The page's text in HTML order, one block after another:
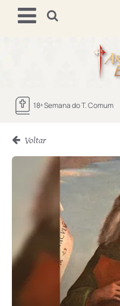
18ª Semana do T. Comum
Voltar